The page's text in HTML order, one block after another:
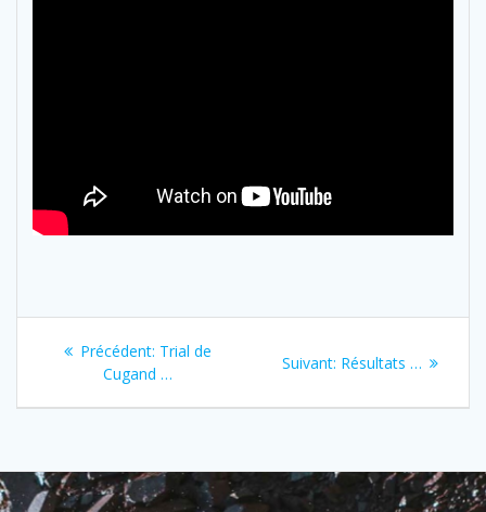
Navigation
Précédent: Previous
post:
Trial de
Cugand …
Suivant: Next
Résultats …